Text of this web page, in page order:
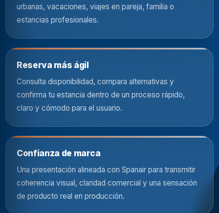
urbanas, vacaciones, viajes en pareja, familia o
estancias profesionales.
Reserva más ágil
Consulta disponibilidad, compara alternativas y
confirma tu estancia dentro de un proceso rápido,
claro y cómodo para el usuario.
Confianza de marca
Una presentación alineada con Spanair para transmitir
coherencia visual, claridad comercial y una sensación
de producto real en producción.